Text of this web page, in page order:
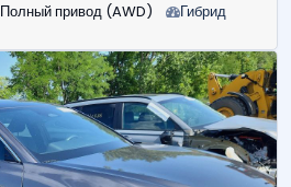
Полный привод (AWD) Гибрид